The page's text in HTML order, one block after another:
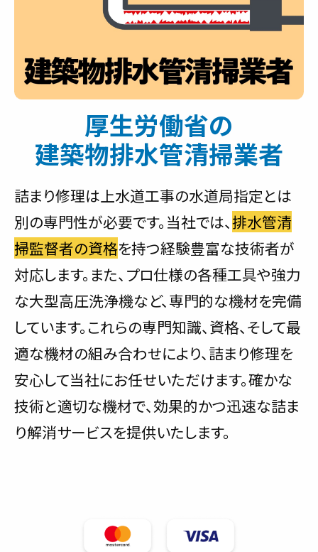
厚生労働省の
建築物排水管清掃業者
詰まり修理は上水道工事の水道局指定とは
別の専門性が必要です。当社では、排水管清
掃監督者の資格を持つ経験豊富な技術者が
対応します。また、プロ仕様の各種工具や強力
な大型高圧洗浄機など、専門的な機材を完備
しています。これらの専門知識、資格、そして最
適な機材の組み合わせにより、詰まり修理を
安心して当社にお任せいただけます。確かな
技術と適切な機材で、効果的かつ迅速な詰ま
り解消サービスを提供いたします。